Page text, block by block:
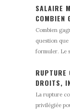
SALAIRE
COMBIEN
Combien
question que
formuler. Le
RUPTURE
DROITS,
La rupture
privilégiée